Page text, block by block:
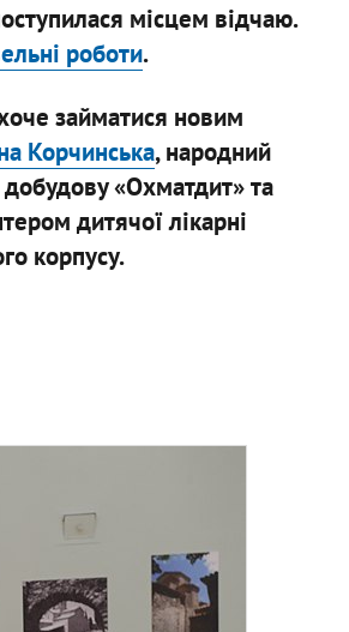
місцем відчаю.
роботи.
займатися новим
Корчинська, народний
добудову «Охматдит» та
дитячої лікарні
корпусу.